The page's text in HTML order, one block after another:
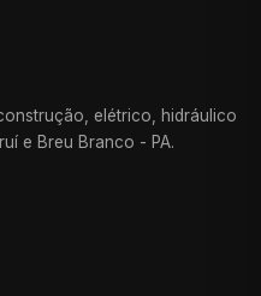
elétrico, hidráulico
e Breu Branco - PA.